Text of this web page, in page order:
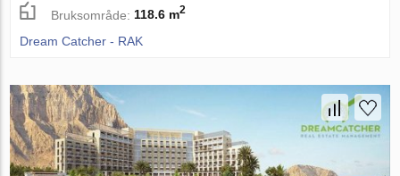
Bruksområde: 118.6 m2
Dream Catcher - RAK